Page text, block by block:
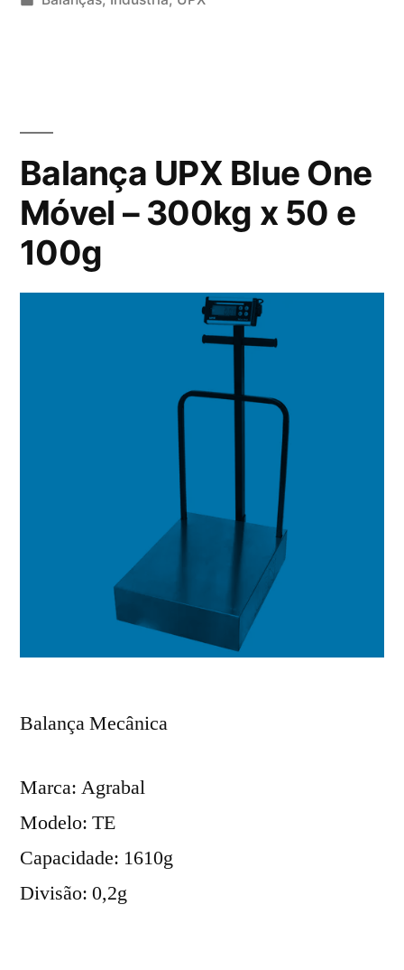
Balança UPX Blue One
Móvel – 300kg x 50 e
100g
Balança Mecânica
Marca: Agrabal
Modelo: TE
Capacidade: 1610g
Divisão: 0,2g